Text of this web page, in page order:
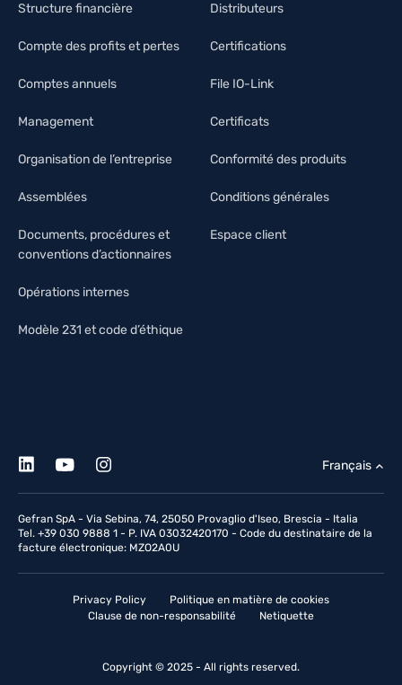
Structure financière
Compte des profits et pertes
Comptes annuels
Management
Organisation de l’entreprise
Assemblées
Documents, procédures et
conventions d’actionnaires
Opérations internes
Modèle 231 et code d’éthique
Distributeurs
Certifications
File IO-Link
Certificats
Conformité des produits
Conditions générales
Espace client
Gefran SpA - Via Sebina, 74, 25050 Provaglio d'Iseo, Brescia - Italia
Tel. +39 030 9888 1 - P. IVA 03032420170 - Code du destinataire de la
facture électronique: MZO2A0U
Français
Privacy Policy
Politique en matière de cookies
Clause de non-responsabilité
Netiquette
Copyright © 2025 - All rights reserved.